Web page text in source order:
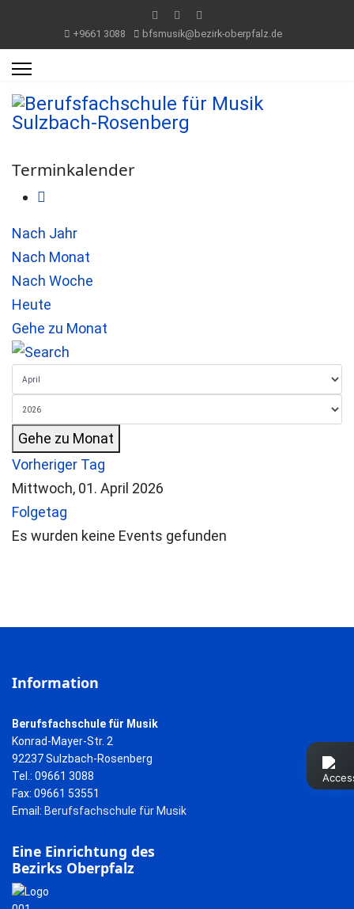
+9661 3088 bfsmusik@bezirk-oberpfalz.de
Terminkalender
Nach Jahr
Nach Monat
Nach Woche
Heute
Gehe zu Monat
Gehe zu Monat
Vorheriger Tag
Mittwoch, 01. April 2026
Folgetag
Es wurden keine Events gefunden
Information
Berufsfachschule für Musik
Konrad-Mayer-Str. 2
92237 Sulzbach-Rosenberg
Tel.: 09661 3088
Fax: 09661 53551
Email: Berufsfachschule für Musik
Eine Einrichtung des
Bezirks Oberpfalz